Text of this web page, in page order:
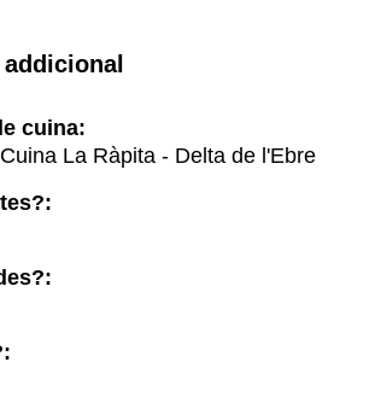
cuina:
La Ràpita - Delta de l'Ebre